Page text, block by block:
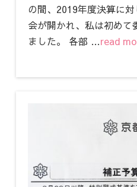
の間、2019年度決算に
会が開かれ、私は初めて
ました。 各部 …read